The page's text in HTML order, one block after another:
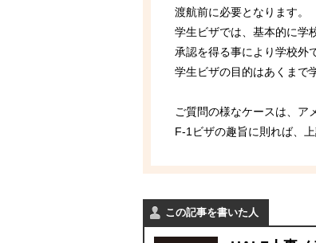
渡航前に必要となります。
学生ビザでは、基本的に学
承認を得る事により学校外
学生ビザの目的はあくまで
ご質問の様なケースは、ア
F-1ビザの趣旨に則れば、
この記事を書いた人